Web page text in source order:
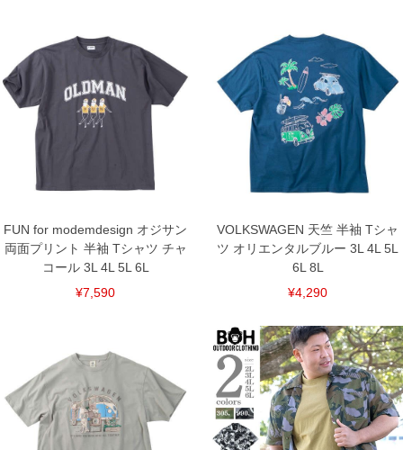
※【返品交換について】
返品交換希望の方は、商品到着後1週間以内にご連絡ください。
下着(肌着)やワイシャツは商品の性質上、返品交換不可とさせて頂いております。予め
ご了承くださいませ。
※【ボトムの裾上げをご希望の場合】
裾上げ料金は500円+税となります。
備考欄に股下●cmとご記入下さい。（裾上げ無料対象商品は1本につき税込6,000円以
上の品が対象。1本5,999円以下の商品は有料（500円+税）となります。）
出荷まで約1週間～20日間程お時間を頂く場合がございます。
いている、極端なデザインが施されている等)
※商品によって若干のサイズの誤差がございます。また、お客様がご使用の環境（コ
ンピュータ画面）によって、商品の色味が若干異なる場合がございます。予めご了承
※当店での掲載商品は、実店鋪と在庫を共用しておりますので店頭での売り違い、店
す。そのようなことがない様最大限に努めておりますが、もしあった場合速やかにご
DETAIL
FUN for modemdesign オジサン
両面プリント 半袖 Tシャツ チャ
コール 3L 4L 5L 6L
¥7,590
VOLKSWAGEN 天竺 半袖 Tシャ
ツ オリエンタルブルー 3L 4L 5L
6L 8L
¥4,290